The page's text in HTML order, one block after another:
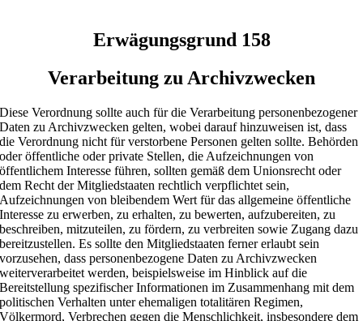
Erwägungsgrund 158
Verarbeitung zu Archivzwecken
Diese Verordnung sollte auch für die Verarbeitung personenbezogener
Daten zu Archivzwecken gelten, wobei darauf hinzuweisen ist, dass
die Verordnung nicht für verstorbene Personen gelten sollte. Behörden
oder öffentliche oder private Stellen, die Aufzeichnungen von
öffentlichem Interesse führen, sollten gemäß dem Unionsrecht oder
dem Recht der Mitgliedstaaten rechtlich verpflichtet sein,
Aufzeichnungen von bleibendem Wert für das allgemeine öffentliche
Interesse zu erwerben, zu erhalten, zu bewerten, aufzubereiten, zu
beschreiben, mitzuteilen, zu fördern, zu verbreiten sowie Zugang dazu
bereitzustellen. Es sollte den Mitgliedstaaten ferner erlaubt sein
vorzusehen, dass personenbezogene Daten zu Archivzwecken
weiterverarbeitet werden, beispielsweise im Hinblick auf die
Bereitstellung spezifischer Informationen im Zusammenhang mit dem
politischen Verhalten unter ehemaligen totalitären Regimen,
Völkermord, Verbrechen gegen die Menschlichkeit, insbesondere dem